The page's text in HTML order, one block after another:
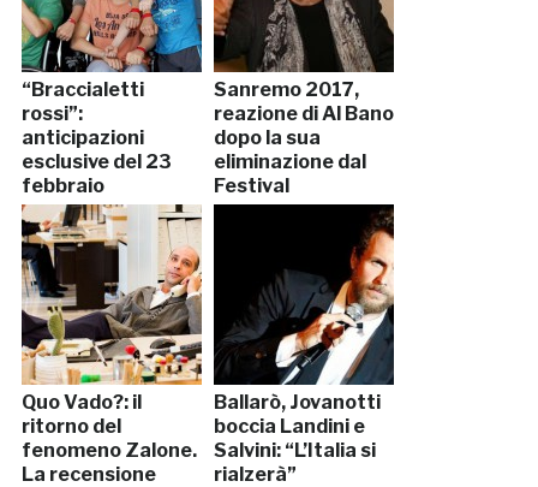
“Braccialetti
rossi”:
anticipazioni
esclusive del 23
febbraio
Sanremo 2017,
reazione di Al Bano
dopo la sua
eliminazione dal
Festival
Quo Vado?: il
ritorno del
fenomeno Zalone.
La recensione
Ballarò, Jovanotti
boccia Landini e
Salvini: “L’Italia si
rialzerà”